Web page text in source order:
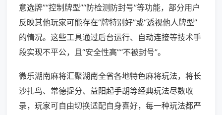
意选牌”“控制牌型”“防检测防封号”等功能，部分用户
反映其他玩家可能存在“牌特别好”或“透视他人牌型”
的情况。这些工具通过后台运行、自动连接等技术手
段实现不平公，且“安全性高”“不被封号”。
微乐湖南麻将汇聚湖南全省各地特色麻将玩法，将长
沙扎鸟、常德捉分、益阳起手胡等经典玩法尽数收
录，玩家可自由切换适配自身喜好，每一种玩法都严